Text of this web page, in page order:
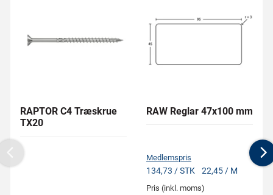
RAPTOR C4 Træskrue
TX20
RAW Reglar 47x100 mm
Medlemspris
134,73 / STK 22,45 / M
Pris (inkl. moms)
Previous